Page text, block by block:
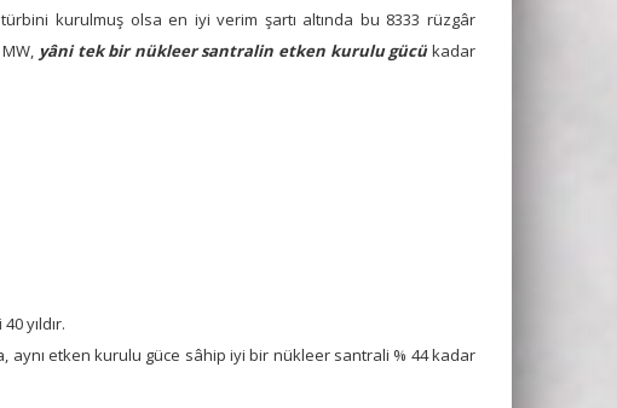
kurulmuş olsa en iyi verim şartı altında bu 8333 rüzgâr
yâni tek bir nükleer santralin etken kurulu gücükadar
yıldır.
aynı etken kurulu güce sâhip iyi bir nükleer santrali % 44 kadar